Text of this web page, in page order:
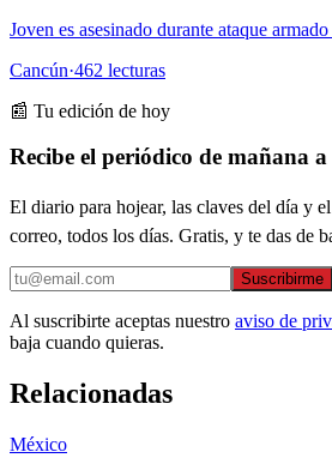
Joven es asesinado durante ataque
Cancún·462 lecturas
📰 Tu edición de hoy
Recibe el periódico de mañana
El diario para hojear, las claves del día y
correo, todos los días. Gratis, y te das de
Suscribirme
Al suscribirte aceptas nuestro aviso de
baja cuando quieras.
Relacionadas
México